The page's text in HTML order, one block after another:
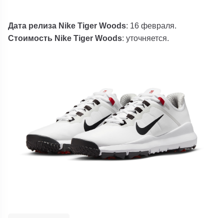
Дата релиза Nike Tiger Woods: 16 февраля.
Стоимость Nike Tiger Woods: уточняется.